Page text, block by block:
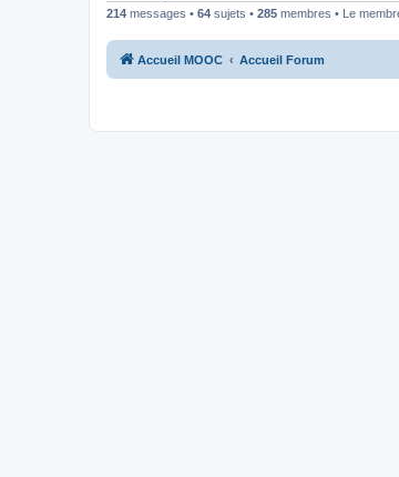
214 messages • 64 sujets • 285 membres • Le
Accueil MOOC Accueil Forum